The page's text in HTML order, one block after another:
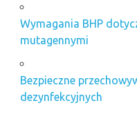
Wymagania BHP
mutagennymi
Bezpieczne
dezynfekcyjnych